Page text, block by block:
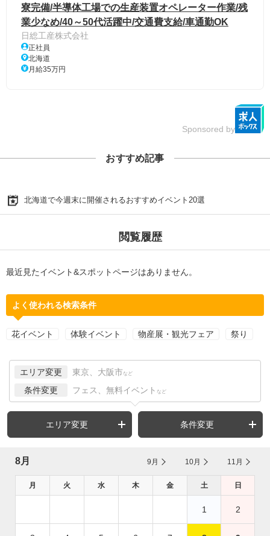
寮完備/半導体工場での生産装置オペレーター作業/残
業少なめ/40～50代活躍中/交通費支給/車通勤OK
日総工産株式会社
正社員
北海道
月給35万円
Sponsored by
おすすめ記事
北海道で今週末に開催されるおすすめイベント20選
閲覧履歴
最近見たイベント&スポットページはありません。
よく使われる検索条件
花イベント 体験イベント 物産展・観光フェア 祭り
エリア変更 東京、大阪市 など
条件変更 フェス、無料イベント など
エリア変更 条件変更
8月 9月 10月 11月
月 火 水 木 金 土 日
1 2